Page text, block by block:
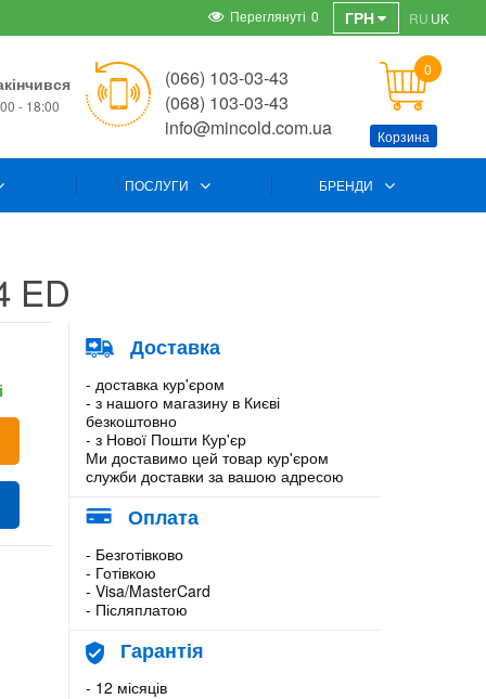
ГРН RU UK
Переглянуті 0
- 18:00
(066) 103-03-43
(068) 103-03-43
info@mincold.com.ua
0
Корзина
ПОСЛУГИ БРЕНДИ
ED
Доставка
- доставка кур'єром
- з нашого магазину в Києві
безкоштовно
- з Нової Пошти Кур'єр
Ми доставимо цей товар кур'єром
служби доставки за вашою адресою
Оплата
- Безготівково
- Готівкою
- Visa/MasterCard
- Післяплатою
Гарантія
- 12 місяців